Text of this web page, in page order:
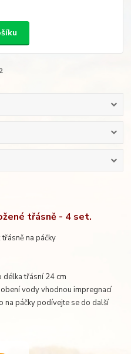
třásně - 4 set.
na páčky
třásní 24 cm
vody vhodnou impregnací
na páčky podívejte se do další